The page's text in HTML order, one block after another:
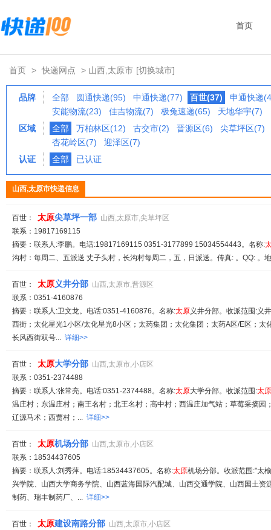
首页
首页 > 快递网点 > 山西,太原市 [切换城市]
品牌 全部 圆通快递(95) 中通快递(77) 百世(37)
申通快递
安能物流(23)
佳吉物流(7) 极兔速递(65)
天地华宇(7)
区域
全部 万柏林区(12) 古交市(2) 晋源区(6)
尖草坪区(7)
杏花岭区(7)
迎泽区(7)
认证
全部 已认证
山西,太原市快递信息
百世： 太原尖草坪一部 山西,太原市,尖草坪区
联系：19817169115
摘要：联系人:李鹏。电话:19817169115 0351-3177899 15034554443。名称:
沟村：每周二、五派送 丈子头村，长沟村每周二，五，日派送。传真: 。QQ: 。
百世： 太原义井分部 山西,太原市,晋源区
联系：0351-4160876
摘要：联系人:卫文龙。电话:0351-4160876。名称:太原义井分部。收派范围:义
西街；太化星光1小区/太化星光8小区；太药集团；太化集团；太药A区/E区；太
长风西街双号... 详细>>
百世： 太原大学分部 山西,太原市,小店区
联系：0351-2374488
摘要：联系人:张常亮。电话:0351-2374488。名称:太原大学分部。收派范围:太原
温庄村；东温庄村；南王名村；北王名村；高中村；西温庄加气站；草莓采摘园
辽源马术；西贾村；... 详细>>
百世： 太原机场分部 山西,太原市,小店区
联系：18534437605
摘要：联系人:刘秀萍。电话:18534437605。名称:太原机场分部。收派范围:"太
兴学院、山西大学商务学院、山西蓝海国际汽配城、山西交通学院、山西国土资
制药、瑞丰制药厂、... 详细>>
百世： 太原建设南路分部 山西,太原市,小店区